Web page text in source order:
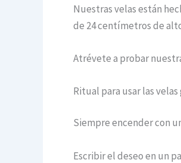
Nuestras velas están
de 24 centímetros de
Atrévete a probar
Ritual para usar las velas
Siempre encender con
Escribir el deseo en un